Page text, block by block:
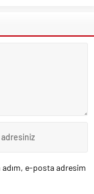
adım, e-posta adresim